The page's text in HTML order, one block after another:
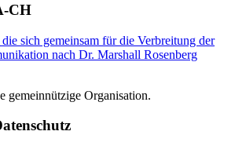
CH
sich gemeinsam für die Verbreitung der
nach Dr. Marshall Rosenberg
gemeinnützige Organisation.